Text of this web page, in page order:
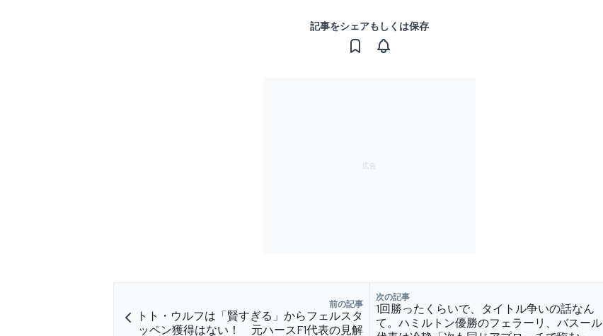
記事をシェアもしくは保存
前の記事
トト・ウルフは「賢すぎる」からフェルスタ
ッペン獲得はない！ 元ハースF1代表の見解
次の記事
1回勝ったくらいで、タイトル争いの話なん
て。ハミルトン優勝のフェラーリ、バスール